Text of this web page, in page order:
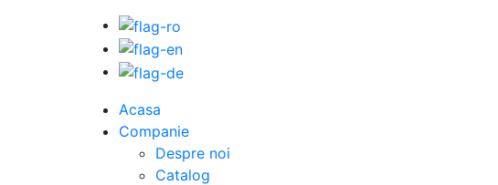
Acasa
Companie
Despre noi
Catalog